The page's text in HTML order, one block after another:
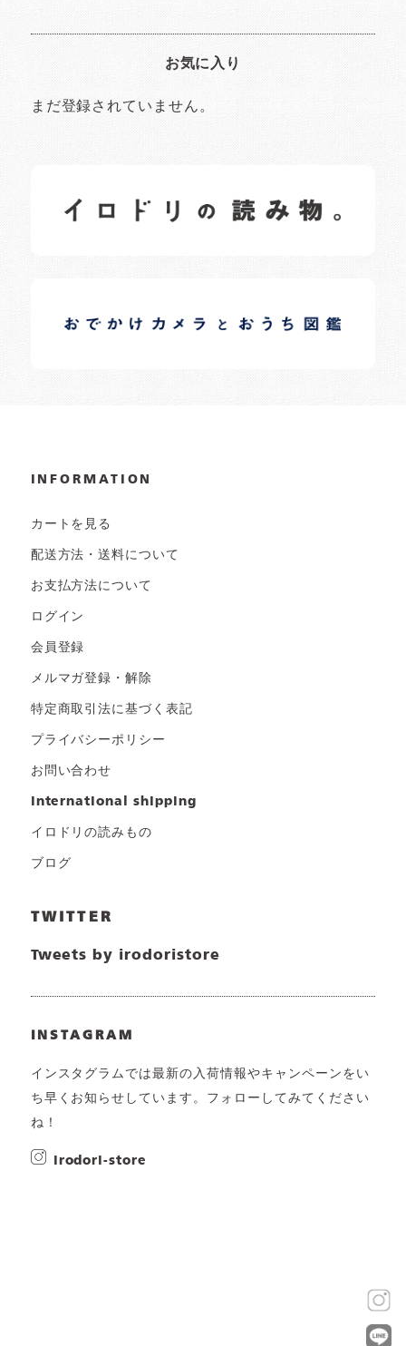
お気に入り
まだ登録されていません。
日常の様子など随時更新中です。
日常の様子など随時更新中です。
INFORMATION
カートを見る
配送方法・送料について
お支払方法について
ログイン
会員登録
メルマガ登録・解除
特定商取引法に基づく表記
プライバシーポリシー
お問い合わせ
international shipping
イロドリの読みもの
ブログ
TWITTER
Tweets by irodoristore
INSTAGRAM
インスタグラムでは最新の入荷情報やキャンペーンをい
ち早くお知らせしています。フォローしてみてください
ね！
irodori-store